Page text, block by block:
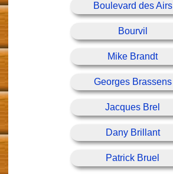
Boulevard des Airs
Bourvil
Mike Brandt
Georges Brassens
Jacques Brel
Dany Brillant
Patrick Bruel